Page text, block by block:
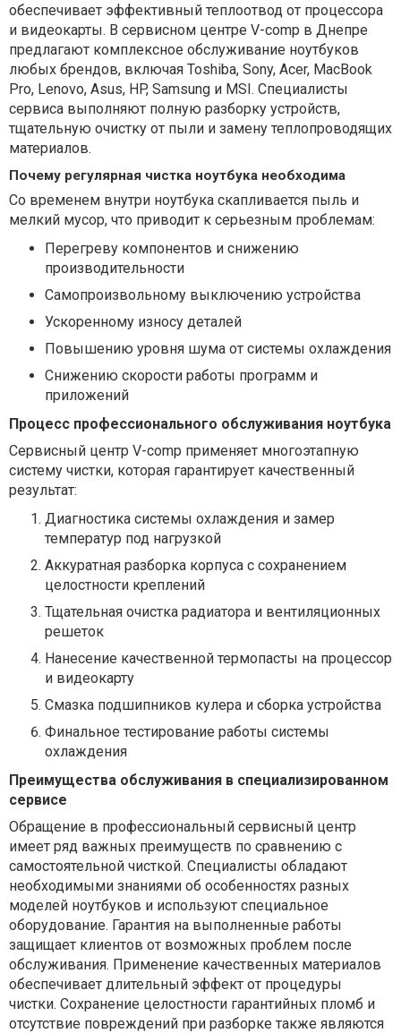
обеспечивает эффективный теплоотвод от процессора
и видеокарты. В сервисном центре V-comp в Днепре
предлагают комплексное обслуживание ноутбуков
любых брендов, включая Toshiba, Sony, Acer, MacBook
Pro, Lenovo, Asus, HP, Samsung и MSI. Специалисты
сервиса выполняют полную разборку устройств,
тщательную очистку от пыли и замену теплопроводящих
материалов.
Почему регулярная чистка ноутбука необходима
Со временем внутри ноутбука скапливается пыль и
мелкий мусор, что приводит к серьезным проблемам:
Перегреву компонентов и снижению
производительности
Самопроизвольному выключению устройства
Ускоренному износу деталей
Повышению уровня шума от системы охлаждения
Снижению скорости работы программ и
приложений
Процесс профессионального обслуживания ноутбука
Сервисный центр V-comp применяет многоэтапную
систему чистки, которая гарантирует качественный
результат:
Диагностика системы охлаждения и замер
температур под нагрузкой
Аккуратная разборка корпуса с сохранением
целостности креплений
Тщательная очистка радиатора и вентиляционных
решеток
Нанесение качественной термопасты на процессор
и видеокарту
Смазка подшипников кулера и сборка устройства
Финальное тестирование работы системы
охлаждения
Преимущества обслуживания в специализированном
сервисе
Обращение в профессиональный сервисный центр
имеет ряд важных преимуществ по сравнению с
самостоятельной чисткой. Специалисты обладают
необходимыми знаниями об особенностях разных
моделей ноутбуков и используют специальное
оборудование. Гарантия на выполненные работы
защищает клиентов от возможных проблем после
обслуживания. Применение качественных материалов
обеспечивает длительный эффект от процедуры
чистки. Сохранение целостности гарантийных пломб и
отсутствие повреждений при разборке также являются